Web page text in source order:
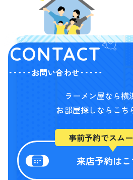
CONTACT
お問い合わせ
ラーメン屋なら横
お部屋探しならこち
事前予約でスム
来店予約はこ